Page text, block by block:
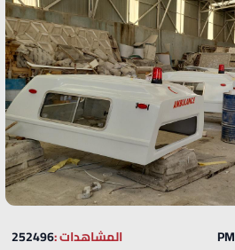
المشاهدات :252496